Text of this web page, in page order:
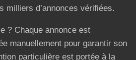
milliers d’annonces vérifiées.
? Chaque annonce est
manuellement pour garantir son
particulière est portée à la